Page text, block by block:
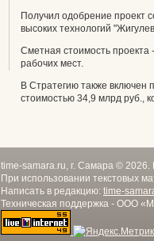
Получил одобрение проект
высоких технологий
Сметная стоимость проекта
рабочих мест.
В Стратегию также включен
стоимостью 34,9 млрд руб.,
time-samara.ru, г. Самара ©
При использовании текстовых
Написать в редакцию: time-
Техническая поддержка - ООО